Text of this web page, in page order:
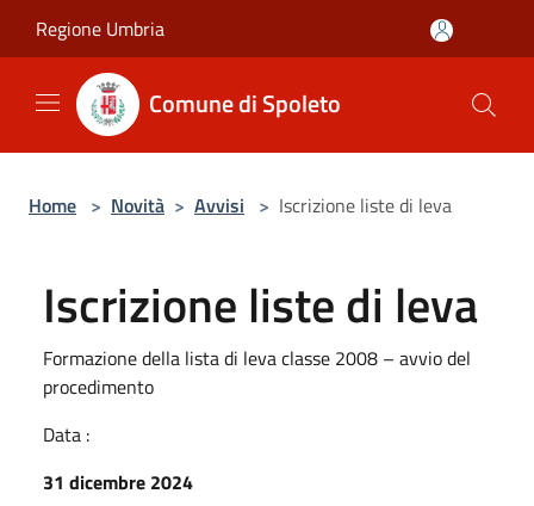
Regione Umbria
Comune di Spoleto
Home > Novità > Avvisi > Iscrizione liste di leva
Iscrizione liste di leva
Formazione della lista di leva classe 2008 – avvio del
procedimento
Data :
31 dicembre 2024